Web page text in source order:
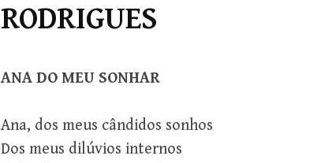
RODRIGUES
ANA DO MEU SONHAR
Ana, dos meus cândidos sonhos
Dos meus dilúvios internos